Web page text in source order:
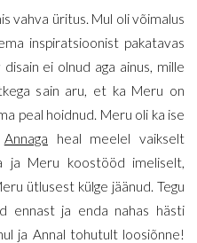
vahva üritus. Mul oli võimalus
inspiratsioonist pakatavas
ei olnud aga ainus, mille
sain aru, et ka Meru on
peal hoidnud. Meru oli ka ise
Annaga heal meelel vaikselt
ja Meru koostööd imeliselt,
ütlusest külge jäänud. Tegu
ennast ja enda nahas hästi
ja Annal tohutult loosiõnne!